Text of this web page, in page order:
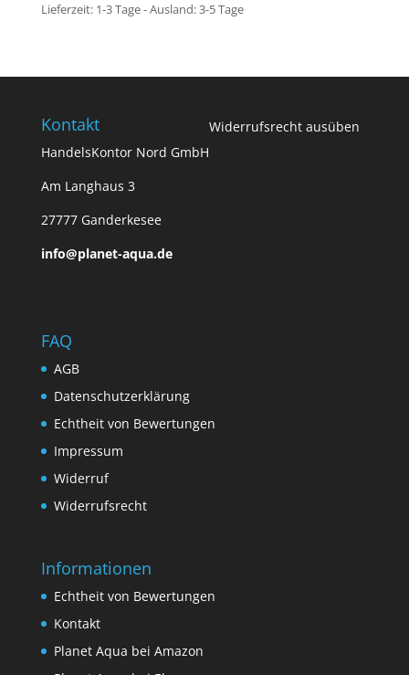
Lieferzeit: 1-3 Tage - Ausland: 3-5 Tage
Kontakt
HandelsKontor Nord GmbH
Am Langhaus 3
27777 Ganderkesee
info@planet-aqua.de
Widerrufsrecht ausüben
FAQ
AGB
Datenschutzerklärung
Echtheit von Bewertungen
Impressum
Widerruf
Widerrufsrecht
Informationen
Echtheit von Bewertungen
Kontakt
Planet Aqua bei Amazon